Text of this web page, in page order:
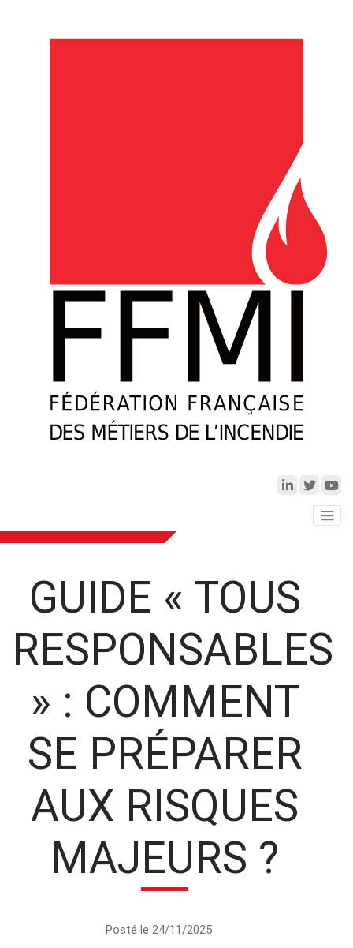
GUIDE « TOUS
RESPONSABLES
» : COMMENT
SE PRÉPARER
AUX RISQUES
MAJEURS ?
Posté le 24/11/2025